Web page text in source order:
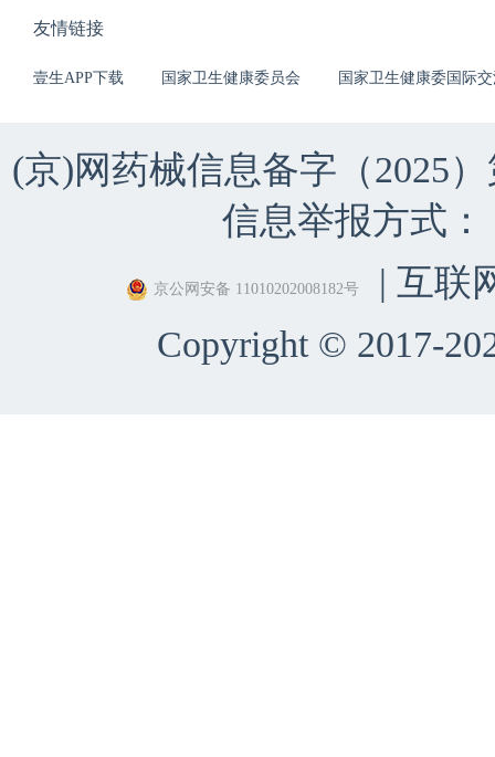
友情链接
壹生APP下载 国家卫生健康委员会 国家卫生健康委国际
(京)网药械信息备字（2025
信息举报方式：
京公网安备 11010202008182号
| 互联
Copyright © 2017-